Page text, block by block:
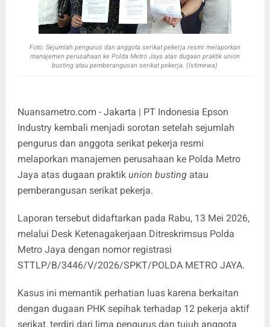
Foto: Sejumlah pengurus dan anggota serikat pekerja resmi melaporkan
manajemen perusahaan ke Polda Metro Jaya atas dugaan praktik union
busting atau pemberangusan serikat pekerja. (Istimewa)
Nuansametro.com - Jakarta | PT Indonesia Epson
Industry kembali menjadi sorotan setelah sejumlah
pengurus dan anggota serikat pekerja resmi
melaporkan manajemen perusahaan ke Polda Metro
Jaya atas dugaan praktik union bustingatau
pemberangusan serikat pekerja.
Laporan tersebut didaftarkan pada Rabu, 13 Mei 2026,
melalui Desk Ketenagakerjaan Ditreskrimsus Polda
Metro Jaya dengan nomor registrasi
STTLP/B/3446/V/2026/SPKT/POLDA METRO JAYA.
Kasus ini memantik perhatian luas karena berkaitan
dengan dugaan PHK sepihak terhadap 12 pekerja aktif
serikat, terdiri dari lima pengurus dan tujuh anggota